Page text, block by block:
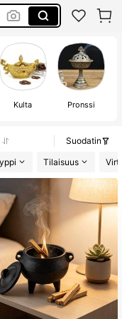
Kulta Pronssi
Suodatin
Tilaisuus